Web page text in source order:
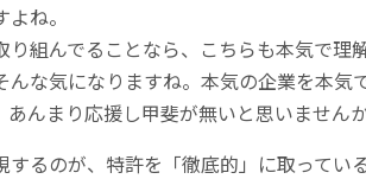
ね。
り組んでることなら、こちらも本気で
んな気になりますね。本気の企業を本
んまり応援し甲斐が無いと思いませんか
るのが、特許を「徹底的」に取ってい